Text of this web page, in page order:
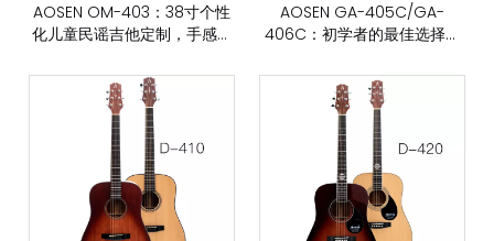
AOSEN OM-403：38寸个性
化儿童民谣吉他定制，手感音
AOSEN GA-405C/GA-
406C：初学者的最佳选择！
的价格开启您的音乐之旅